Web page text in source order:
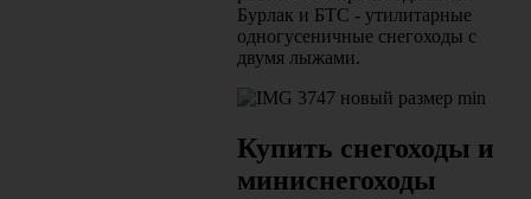
Бурлак и БТС - утилитарные
одногусеничные снегоходы с
двумя лыжами.
Купить снегоходы и
миниснегоходы